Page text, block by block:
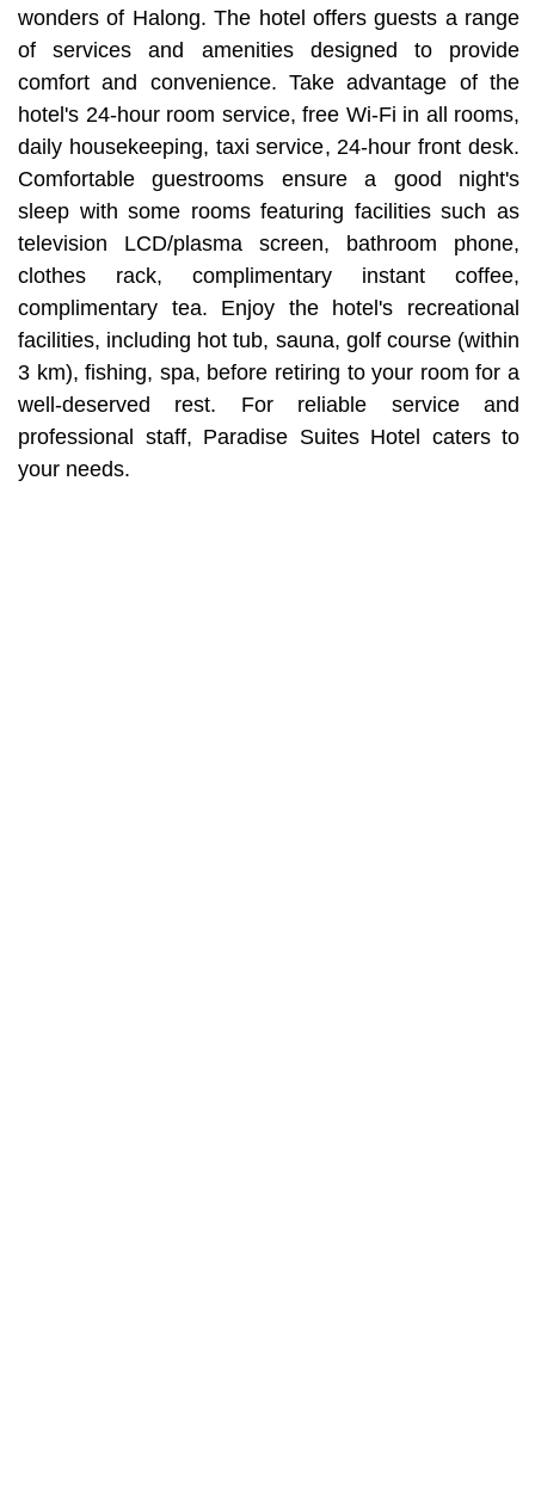
wonders of Halong. The hotel offers guests a range
of services and amenities designed to provide
comfort and convenience. Take advantage of the
hotel's 24-hour room service, free Wi-Fi in all rooms,
daily housekeeping, taxi service, 24-hour front desk.
Comfortable guestrooms ensure a good night's
sleep with some rooms featuring facilities such as
television LCD/plasma screen, bathroom phone,
clothes rack, complimentary instant coffee,
complimentary tea. Enjoy the hotel's recreational
facilities, including hot tub, sauna, golf course (within
3 km), fishing, spa, before retiring to your room for a
well-deserved rest. For reliable service and
professional staff, Paradise Suites Hotel caters to
your needs.